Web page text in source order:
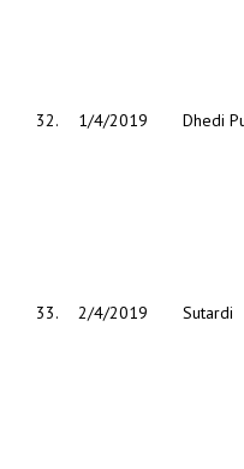
32. 1/4/2019 Dhedi
33. 2/4/2019 Sutardi